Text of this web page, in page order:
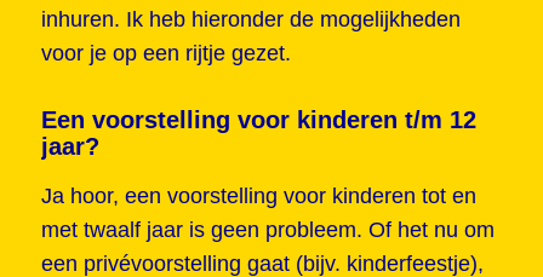
inhuren. Ik heb hieronder de mogelijkheden
voor je op een rijtje gezet.
Een voorstelling voor kinderen t/m 12
jaar?
Ja hoor, een voorstelling voor kinderen tot en
met twaalf jaar is geen probleem. Of het nu om
een privévoorstelling gaat (bijv. kinderfeestje),